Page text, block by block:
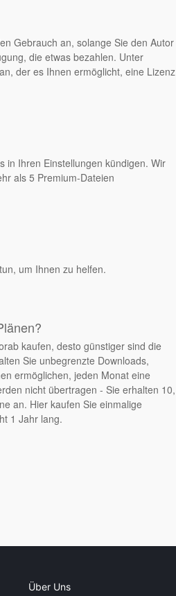
Gebrauch an, solange Sie den Autor
die etwas bezahlen. Unter
der es Ihnen ermöglicht, eine Lizenz
in Ihren Einstellungen kündigen. Wir
als 5 Premium-Dateien
um Ihnen zu helfen.
kaufen, desto günstiger sind die
Sie unbegrenzte Downloads,
ermöglichen, jeden Monat eine
nicht übertragen - Sie erhalten 10,
an. Hier kaufen Sie einmalige
1 Jahr lang.
Über Uns